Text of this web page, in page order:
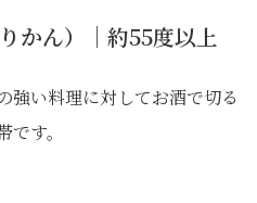
かん）｜約55度以上
強い料理に対してお酒で切る
す。